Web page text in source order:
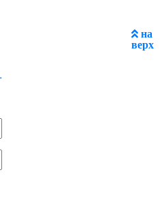
на
верх